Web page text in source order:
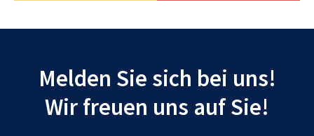
Melden Sie sich bei uns!
Wir freuen uns auf Sie!